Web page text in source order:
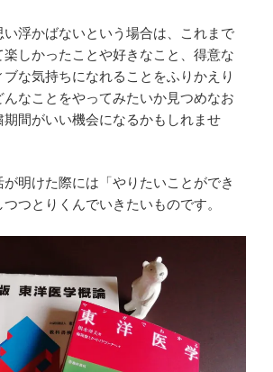
浮かばないという場合は、これまで
楽しかったことや好きなこと、得意な
ブな気持ちになれることをふりかえり
なことをやってみたいか見つめなお
間がいい機会になるかもしれませ
明けた際には「やりたいことができ
つとりくんでいきたいものです。